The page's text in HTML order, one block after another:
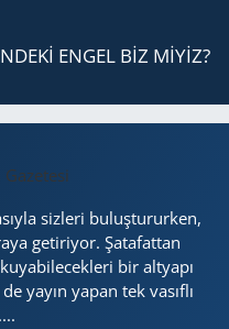
ENGEL BİZ MİYİZ?
sizleri buluştururken,
getiriyor. Şatafattan
bir altyapı
yayın yapan tek vasıflı